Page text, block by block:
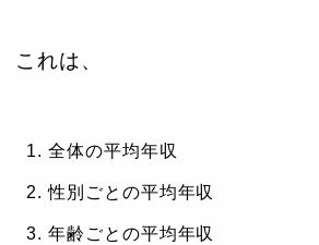
これは、
全体の平均年収
性別ごとの平均年収
年齢ごとの平均年収